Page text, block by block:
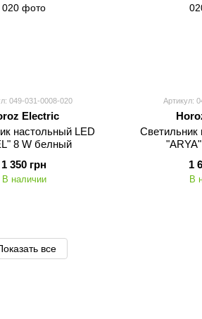
049-031-0008-020
Electric
настольный LED
8 W белный
1 350 грн
В наличии
Артикул:
Светильник
1
В
все